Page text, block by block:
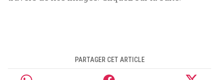
PARTAGER CET ARTICLE